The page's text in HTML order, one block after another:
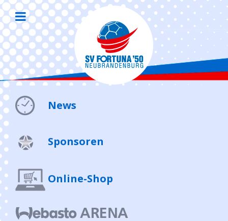
News
Sponsoren
Online-Shop